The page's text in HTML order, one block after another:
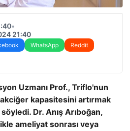
•
21:40
WhatsApp
Reddit
Uzmanı Prof., Triflo'nun
kapasitesini artırmak
söyledi. Dr. Anış Arıboğan,
ameliyat sonrası veya